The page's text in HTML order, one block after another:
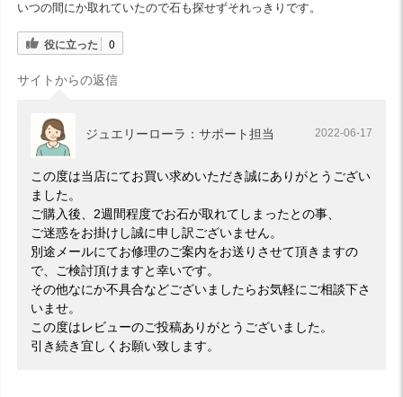
いつの間にか取れていたので石も探せずそれっきりです。
役に立った 0
サイトからの返信
ジュエリーローラ：サポート担当 2022-06-17
この度は当店にてお買い求めいただき誠にありがとうござい
ました。
ご購入後、2週間程度でお石が取れてしまったとの事、
ご迷惑をお掛けし誠に申し訳ございません。
別途メールにてお修理のご案内をお送りさせて頂きますの
で、ご検討頂けますと幸いです。
その他なにか不具合などございましたらお気軽にご相談下さ
いませ。
この度はレビューのご投稿ありがとうございました。
引き続き宜しくお願い致します。